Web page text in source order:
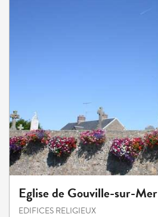
Eglise de Gouville-sur-Mer
EDIFICES RELIGIEUX